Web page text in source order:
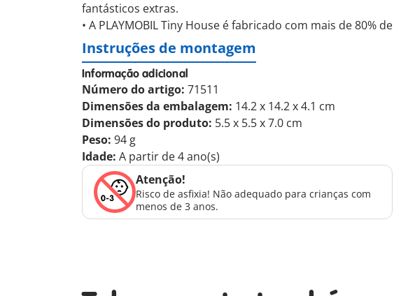
fantásticos extras.
• A PLAYMOBIL Tiny House é fabricado com mais de 80%
Instruções de montagem
Informação adicional
Número do artigo: 71511
Dimensões da embalagem: 14.2 x 14.2 x 4.1 cm
Dimensões do produto: 5.5 x 5.5 x 7.0 cm
Peso: 94 g
Idade: A partir de 4 ano(s)
Atenção!
Risco de asfixia! Não adequado para crianças com
menos de 3 anos.